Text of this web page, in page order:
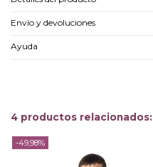
Envío y devoluciones
Ayuda
4 productos relacionados:
-49,98%